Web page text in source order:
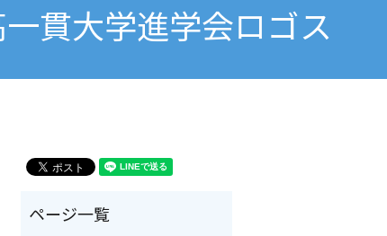
貫大学進学会ロゴス